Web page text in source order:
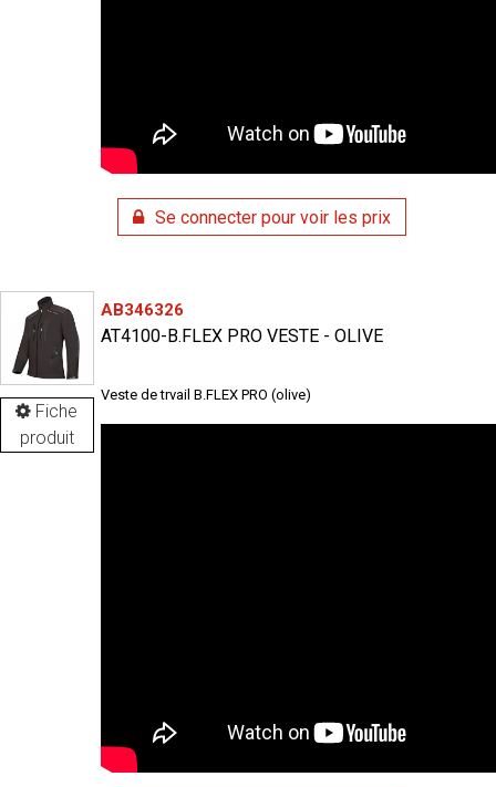
Se connecter pour voir les prix
Fiche
produit
AB346326
AT4100-B.FLEX PRO VESTE - OLIVE
Veste de trvail B.FLEX PRO (olive)